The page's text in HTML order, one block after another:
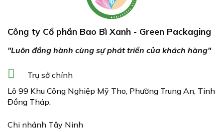
Công ty Cổ phần Bao Bì Xanh - Green Packaging
"Luôn đồng hành cùng sự phát triển của khách hàng"
Trụ sở chính
Lô 99 Khu Công Nghiệp Mỹ Tho, Phường Trung An, Tinh
Đồng Tháp.
Chi nhánh Tây Ninh